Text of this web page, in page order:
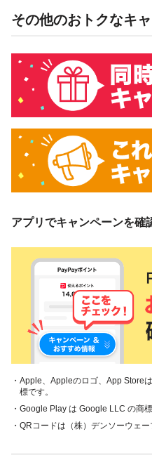
その他のおトクなキ
アプリでキャンペーンを確
・Apple、Appleのロゴ、App Store
標です。
・Google Play は Google LLC の商標
・QRコードは（株）デンソーウェー